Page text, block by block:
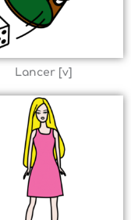
Lancer [v]